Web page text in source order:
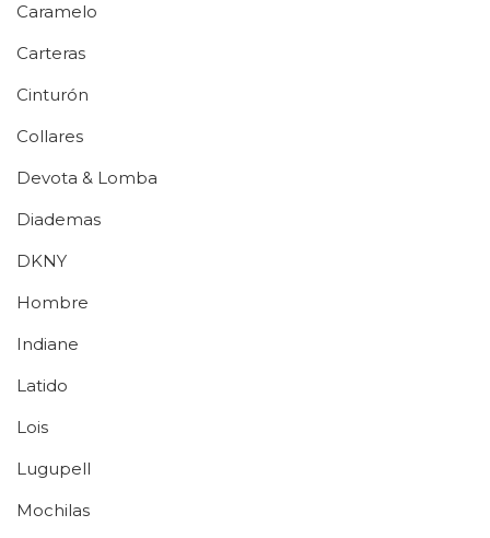
Caramelo
Carteras
Cinturón
Collares
Devota & Lomba
Diademas
DKNY
Hombre
Indiane
Latido
Lois
Lugupell
Mochilas